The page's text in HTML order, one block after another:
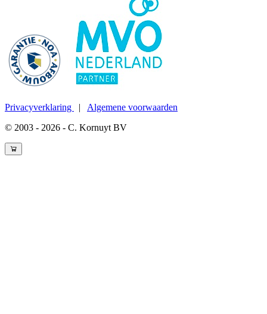
Privacyverklaring | Algemene voorwaarden
© 2003 - 2026 - C. Kornuyt BV